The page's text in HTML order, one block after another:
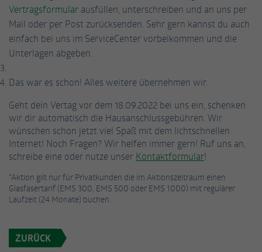
Vertragsformular ausfüllen, unterschreiben und an uns per
Mail oder per Post zurücksenden. Sehr gern kannst du auch
einfach bei uns im ServiceCenter vorbeikommen und die
Unterlagen abgeben.
Das war es schon! Alles weitere übernehmen wir.
Geht dein Vertag vor dem 18.09.2022 bei uns ein, schenken
wir dir automatisch die Hausanschlussgebühren. Wir
wünschen schon jetzt viel Spaß mit dem lichtschnellen
Internet! Noch Fragen? Wir helfen immer gern! Ruf uns an,
schreibe eine oder nutze unser Kontaktformular!
*Aktion gilt nur für Privatkunden die im Aktionszeitraum einen
Glasfasertarif (EMS 300, EMS 500 oder EMS 1000) mit regulärer
Laufzeit (24 Monate) buchen.
ZURÜCK
Dieses Cookie wird von Google Analytics
installiert. Das Cookie wird verwendet, um
wie es der Website geht. Die erhobenen
Daten umfassen die Anzahl der Besucher, die
Quelle, aus der sie stammen, und die Seiten
in anonymisierter Form.
Name _gat_UA-53926628-3
Anbieter Google Analytics